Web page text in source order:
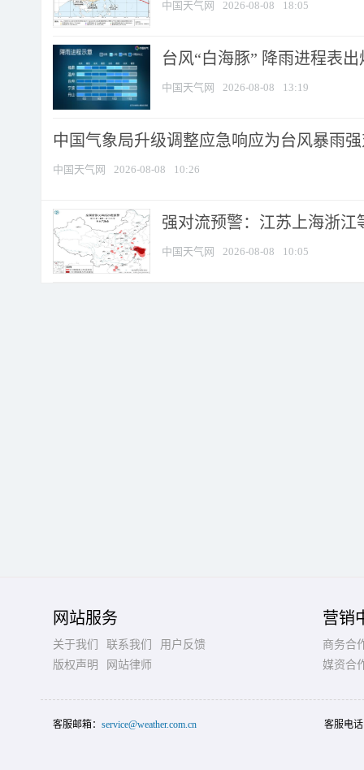
中国天气网 2026-08-08 18:05
台风“白海豚” 降雨进程表
中国天气网 2026-08-08 13:19
中国气象局升级调整应急响应为台风暴雨
中国天气网 2026-08-08 10:26
强对流预警：江苏上海浙江
中国天气网 2026-08-08 10:05
网站服务
关于我们 联系我们
用户反馈
版权声明
网站律师
营销
商务合
媒资合
客服邮箱： service@weather.com.cn 客服电